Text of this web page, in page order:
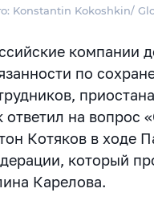
Konstantin Kokoshkin/
компании
по
,
ответил на вопрос
Котяков в ходе
который
Карелова.